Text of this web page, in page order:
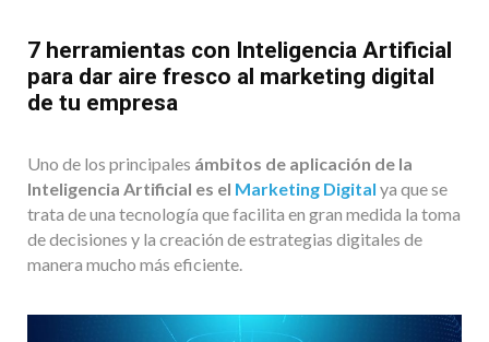
7 herramientas con Inteligencia Artificial
para dar aire fresco al marketing digital
de tu empresa
Uno de los principales ámbitos de aplicación de la
Inteligencia Artificial es el Marketing Digital ya que se
trata de una tecnología que facilita en gran medida la toma
de decisiones y la creación de estrategias digitales de
manera mucho más eficiente.